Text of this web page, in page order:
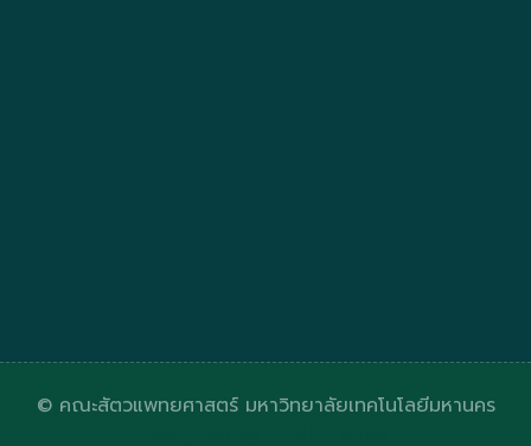
© คณะสัตวแพทยศาสตร์ มหาวิทยาลัยเทคโนโลยีมหานคร